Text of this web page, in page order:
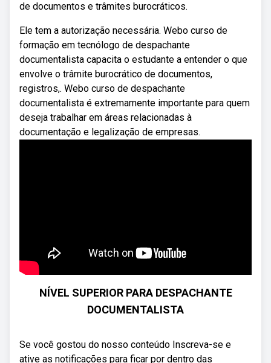
de documentos e trâmites burocráticos.
Ele tem a autorização necessária. Webo curso de
formação em tecnólogo de despachante
documentalista capacita o estudante a entender o que
envolve o trâmite burocrático de documentos,
registros,. Webo curso de despachante
documentalista é extremamente importante para quem
deseja trabalhar em áreas relacionadas à
documentação e legalização de empresas.
NÍVEL SUPERIOR PARA DESPACHANTE
DOCUMENTALISTA
Se você gostou do nosso conteúdo Inscreva-se e
ative as notificações para ficar por dentro das